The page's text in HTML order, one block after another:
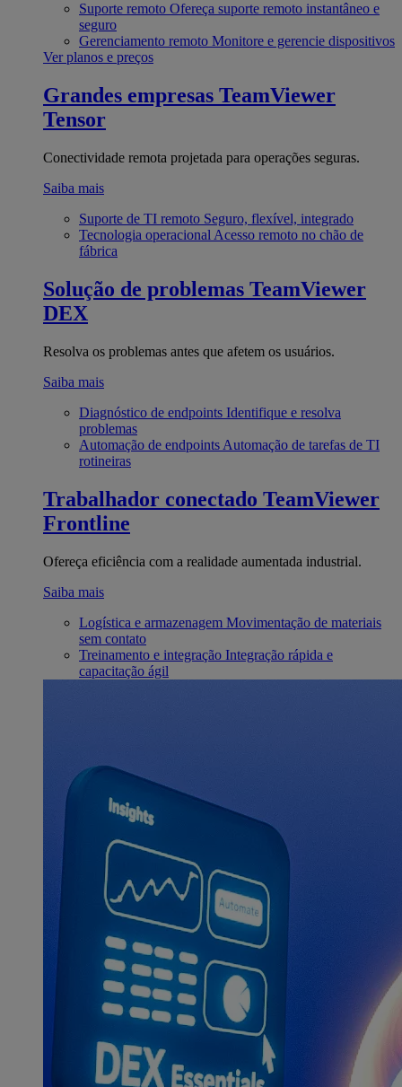
Suporte remoto Ofereça suporte remoto instantâneo e
seguro
Gerenciamento remoto Monitore e gerencie dispositivos
Ver planos e preços
Grandes empresas TeamViewer
Tensor
Conectividade remota projetada para operações seguras.
Saiba mais
Suporte de TI remoto Seguro, flexível, integrado
Tecnologia operacional Acesso remoto no chão de
fábrica
Solução de problemas TeamViewer
DEX
Resolva os problemas antes que afetem os usuários.
Saiba mais
Diagnóstico de endpoints Identifique e resolva
problemas
Automação de endpoints Automação de tarefas de TI
rotineiras
Trabalhador conectado TeamViewer
Frontline
Ofereça eficiência com a realidade aumentada industrial.
Saiba mais
Logística e armazenagem Movimentação de materiais
sem contato
Treinamento e integração Integração rápida e
capacitação ágil